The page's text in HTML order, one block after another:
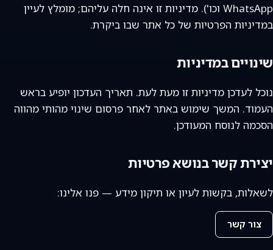
WhatsApp וכו'). מדיניות זו אינה חלה עליהם; מומלץ לעיין
במדיניות הפרטיות של כל אתר שבו ביקרת.
שינויים במדיניות
נוכל לעדכן מדיניות זו מעת לעת. תאריך העדכון יופיע בראש
העמוד. המשך שימוש באתר לאחר פרסום שינוי מהותי מהווה
הסכמה לנוסח המעודכן.
יצירת קשר בנושא פרטיות
לשאלות, בקשות לעיון או תיקון מידע — פנו אלינו:
צור קשר